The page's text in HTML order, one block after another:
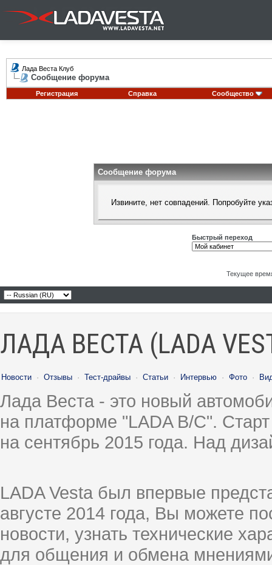
Лада Веста Клуб
Сообщение форума
Регистрация Справка Сообщество
Сообщение форума
Извините, нет совпадений. Попробуйте
Быстрый переход
Текущее
ЛАДА ВЕСТА (LADA
Новости · Отзывы · Тест-драйвы · Статьи · Интервью · Фото ·
Лада Веста - это новый
на платформе "LADA B/C".
на сентябрь 2015 года. Над
LADA Vesta был впервые
августе 2014 года, Вы можете
новости, узнать технические
для общения и обмена